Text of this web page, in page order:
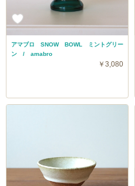
アマブロ SNOW BOWL ミントグリー
ン / amabro
￥3,080